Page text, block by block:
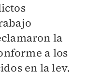
la
a los
en la ley,